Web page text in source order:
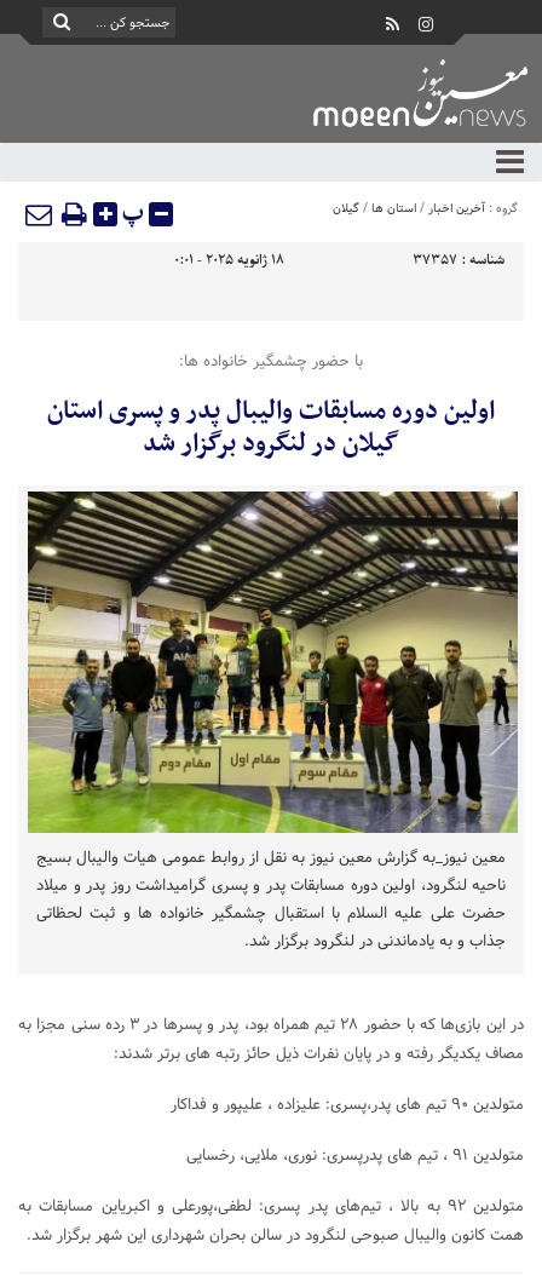
گروه : آخرین اخبار/استان ها/گیلان پ
شناسه : 37357 18 ژانویه 2025 - 0:01
با حضور چشمگیر خانواده ها:
اولین دوره مسابقات والیبال پدر و پسری استان
گیلان در لنگرود برگزار شد
معین نیوز_به گزارش معین نیوز به نقل از روابط عمومی هیات والیبال بسیج
ناحیه لنگرود، اولین دوره مسابقات پدر و پسری گرامیداشت روز پدر و میلاد
حضرت علی علیه السلام با استقبال چشمگیر خانواده ها و ثبت لحظاتی
جذاب و به یادماندنی در لنگرود برگزار شد.
در این بازی‌ها که با حضور ۲۸ تیم همراه بود، پدر و پسرها در ۳ رده سنی مجزا به
مصاف یکدیگر رفته و در پایان نفرات ذیل حائز رتبه های برتر شدند:
متولدین ۹۰ تیم های پدر،پسری: علیزاده ، علیپور و فداکار
متولدین ۹۱ ، تیم های پدرپسری: نوری، ملایی، رخسایی
متولدین ۹۲ به بالا ، تیم‌های پدر پسری: لطفی،پورعلی و اکبریاین مسابقات به
همت کانون والیبال صبوحی لنگرود در سالن بحران شهرداری این شهر برگزار شد.